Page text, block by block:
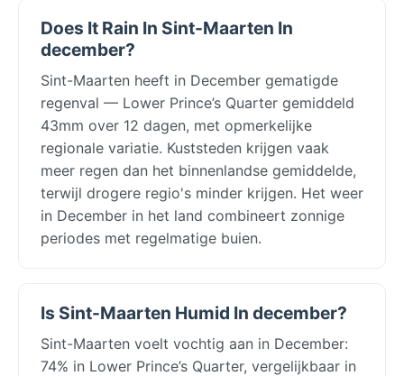
Does It Rain In Sint-Maarten In
december?
Sint-Maarten heeft in December gematigde
regenval — Lower Prince’s Quarter gemiddeld
43mm over 12 dagen, met opmerkelijke
regionale variatie. Kuststeden krijgen vaak
meer regen dan het binnenlandse gemiddelde,
terwijl drogere regio's minder krijgen. Het weer
in December in het land combineert zonnige
periodes met regelmatige buien.
Is Sint-Maarten Humid In december?
Sint-Maarten voelt vochtig aan in December:
74% in Lower Prince’s Quarter, vergelijkbaar in